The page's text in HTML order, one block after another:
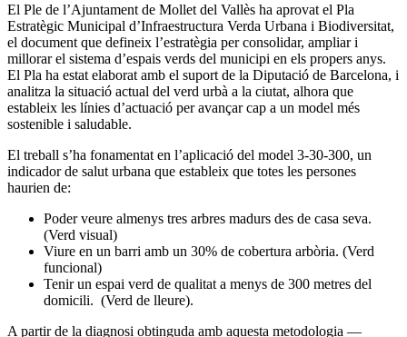
El Ple de l’Ajuntament de Mollet del Vallès ha aprovat el Pla
Estratègic Municipal d’Infraestructura Verda Urbana i Biodiversitat,
el document que defineix l’estratègia per consolidar, ampliar i
millorar el sistema d’espais verds del municipi en els propers anys.
El Pla ha estat elaborat amb el suport de la Diputació de Barcelona, i
analitza la situació actual del verd urbà a la ciutat, alhora que
estableix les línies d’actuació per avançar cap a un model més
sostenible i saludable.
El treball s’ha fonamentat en l’aplicació del model 3-30-300, un
indicador de salut urbana que estableix que totes les persones
haurien de:
Poder veure almenys tres arbres madurs des de casa seva.
(Verd visual)
Viure en un barri amb un 30% de cobertura arbòria. (Verd
funcional)
Tenir un espai verd de qualitat a menys de 300 metres del
domicili. (Verd de lleure).
A partir de la diagnosi obtinguda amb aquesta metodologia —